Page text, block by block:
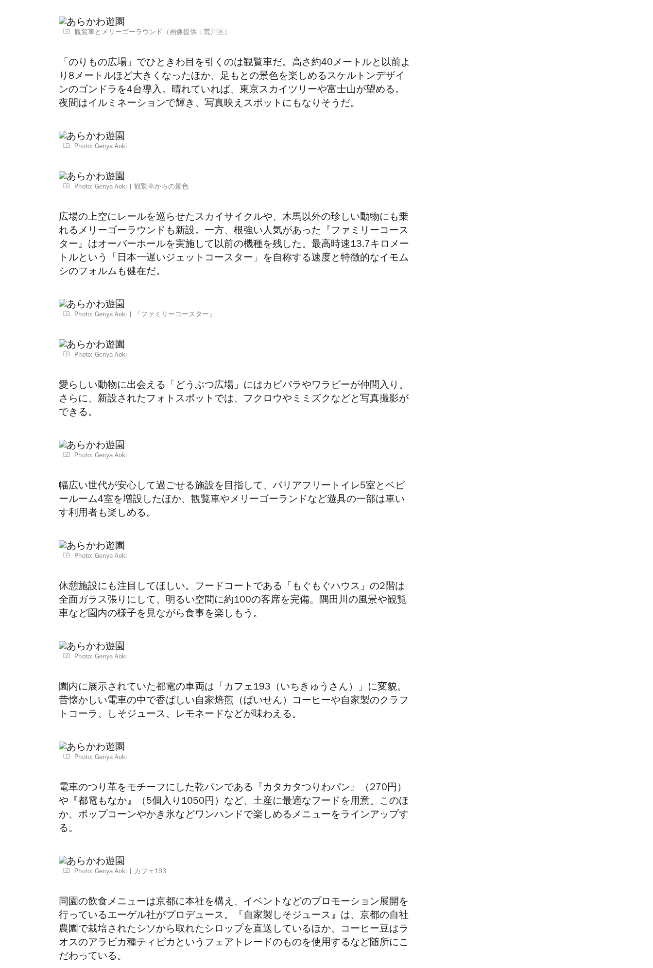
観覧車とメリーゴーラウンド（画像提供：荒川区）
「のりもの広場」でひときわ目を引くのは観覧車だ。高さ約40メートルと以前よ
り8メートルほど大きくなったほか、足もとの景色を楽しめるスケルトンデザイ
ンのゴンドラを4台導入。晴れていれば、東京スカイツリーや富士山が望める。
夜間はイルミネーションで輝き、写真映えスポットにもなりそうだ。
Photo: Genya Aoki
Photo: Genya Aoki 観覧車からの景色
広場の上空にレールを巡らせたスカイサイクルや、木馬以外の珍しい動物にも乗
れるメリーゴーラウンドも新設。一方、根強い人気があった『ファミリーコース
ター』はオーバーホールを実施して以前の機種を残した。最高時速13.7キロメー
トルという「日本一遅いジェットコースター」を自称する速度と特徴的なイモム
シのフォルムも健在だ。
Photo: Genya Aoki 『ファミリーコースター』
Photo: Genya Aoki
愛らしい動物に出会える「どうぶつ広場」にはカピバラやワラビーが仲間入り。
さらに、新設されたフォトスポットでは、フクロウやミミズクなどと写真撮影が
できる。
Photo: Genya Aoki
幅広い世代が安心して過ごせる施設を目指して、バリアフリートイレ5室とベビ
ールーム4室を増設したほか、観覧車やメリーゴーランドなど遊具の一部は車い
す利用者も楽しめる。
Photo: Genya Aoki
休憩施設にも注目してほしい。フードコートである「もぐもぐハウス」の2階は
全面ガラス張りにして、明るい空間に約100の客席を完備。隅田川の風景や観覧
車など園内の様子を見ながら食事を楽しもう。
Photo: Genya Aoki
園内に展示されていた都電の車両は「カフェ193（いちきゅうさん）」に変貌。
昔懐かしい電車の中で香ばしい自家焙煎（ばいせん）コーヒーや自家製のクラフ
トコーラ、しそジュース、レモネードなどが味わえる。
Photo: Genya Aoki
電車のつり革をモチーフにした乾パンである『カタカタつりわパン』（270円）
や『都電もなか』（5個入り1050円）など、土産に最適なフードを用意。このほ
か、ポップコーンやかき氷などワンハンドで楽しめるメニューをラインアップす
る。
Photo: Genya Aoki カフェ193
同園の飲食メニューは京都に本社を構え、イベントなどのプロモーション展開を
行っているエーゲル社がプロデュース。『自家製しそジュース』は、京都の自社
農園で栽培されたシソから取れたシロップを直送しているほか、コーヒー豆はラ
オスのアラビカ種ティピカというフェアトレードのものを使用するなど随所にこ
だわっている。